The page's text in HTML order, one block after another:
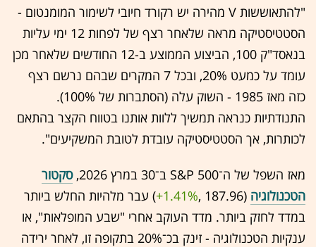
"להתאוששות V מהירה יש רקורד חיובי לשימור המומנטום -
הסטטיסטיקה מראה שלאחר רצף של לפחות 12 ימי עליות
בנאסד"ק 100, הביצוע הממוצע ב-12 החודשים שלאחר מכן
עומד על כמעט 20%, ובכל 7 המקרים שבהם נרשם רצף
כזה מאז 1985 - השוק עלה (הסתברות של 100%).
התנודתיות כנראה תמשיך ללוות אותנו בטווח הקצר בהתאם
לכותרות, אך הסטטיסטיקה עובדת לטובת המשקיעים".
מאז השפל של ה־S&P 500 ב־30 במרץ 2026,
סקטור
הטכנולוגיה (187.96 ,‎
+1.41%‏) עבר מלהיות החלש ביותר
במדד לחזק ביותר. מדד העוקב אחרי "שבע המופלאות", או
ענקיות הטכנולוגיה - זינק בכ־20% בתקופה זו, לאחר ירידה